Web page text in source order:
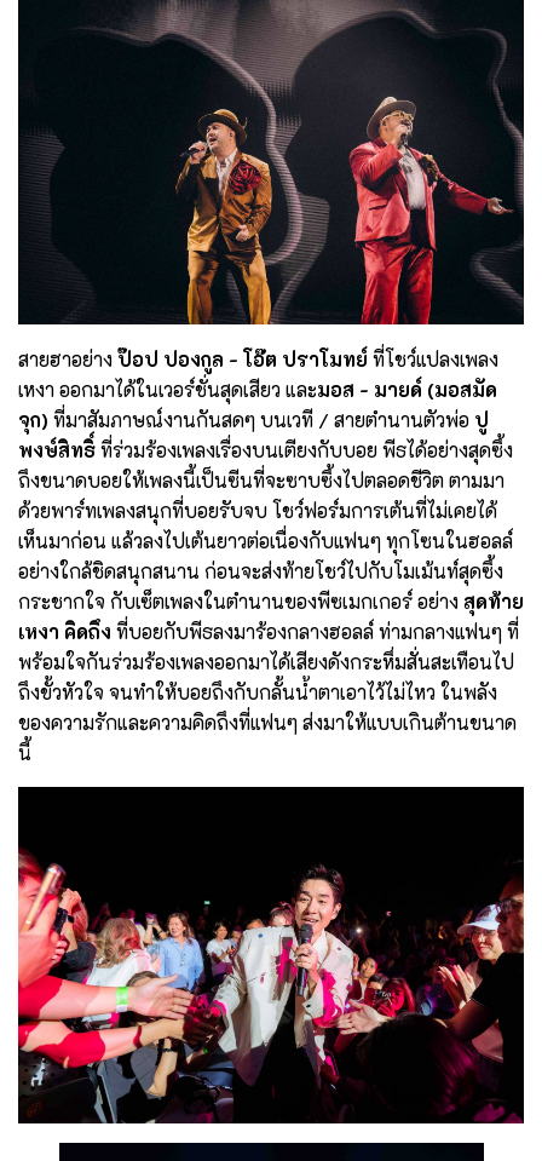
สายฮาอย่างป๊อป ปองกูล - โอ๊ต ปราโมทย์ ที่โชว์แปลงเพลง
เหงา ออกมาได้ในเวอร์ชั่นสุดเสียว และมอส - มายด์ (มอสมัด
จุก) ที่มาสัมภาษณ์งานกันสดๆ บนเวที / สายตำนานตัวพ่อ ปู
พงษ์สิทธิ์ที่ร่วมร้องเพลงเรื่องบนเตียงกับบอย พีธได้อย่างสุดซึ้ง
ถึงขนาดบอยให้เพลงนี้เป็นซีนที่จะซาบซึ้งไปตลอดชีวิต ตามมา
ด้วยพาร์ทเพลงสนุกที่บอยรับจบ โชว์ฟอร์มการเต้นที่ไม่เคยได้
เห็นมาก่อน แล้วลงไปเต้นยาวต่อเนื่องกับแฟนๆ ทุกโซนในฮอลล์
อย่างใกล้ชิดสนุกสนาน ก่อนจะส่งท้ายโชว์ไปกับโมเม้นท์สุดซึ้ง
กระชากใจ กับเซ็ตเพลงในตำนานของพีซเมกเกอร์ อย่าง สุดท้าย
เหงา คิดถึง ที่บอยกับพีธลงมาร้องกลางฮอลล์ ท่ามกลางแฟนๆ ที่
พร้อมใจกันร่วมร้องเพลงออกมาได้เสียงดังกระหึ่มสั่นสะเทือนไป
ถึงขั้วหัวใจ จนทำให้บอยถึงกับกลั้นน้ำตาเอาไว้ไม่ไหว ในพลัง
ของความรักและความคิดถึงที่แฟนๆ ส่งมาให้แบบเกินต้านขนาด
นี้